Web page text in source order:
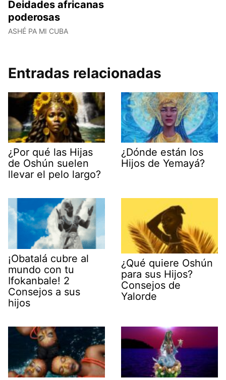
Deidades africanas
poderosas
ASHÉ PA MI CUBA
Entradas relacionadas
¿Por qué las Hijas
de Oshún suelen
llevar el pelo largo?
¿Dónde están los
Hijos de Yemayá?
¡Obatalá cubre al
mundo con tu
Ifokanbale! 2
Consejos a sus
hijos
¿Qué quiere Oshún
para sus Hijos?
Consejos de
Yalorde